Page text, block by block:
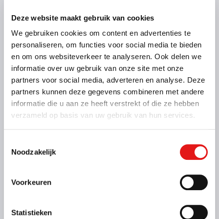
Deze website maakt gebruik van cookies
We gebruiken cookies om content en advertenties te
personaliseren, om functies voor social media te bieden
en om ons websiteverkeer te analyseren. Ook delen we
informatie over uw gebruik van onze site met onze
partners voor social media, adverteren en analyse. Deze
partners kunnen deze gegevens combineren met andere
informatie die u aan ze heeft verstrekt of die ze hebben
verzameld op basis van uw gebruik van hun services.
Noodzakelijk
Voorkeuren
Statistieken
Kenmerken
Binnenmaat: 250 x 130 x 150 cm
Laadvermogen: 500 kg
Max. massa: 750 kg
Meer informatie
dit tarief alleen voor To Go locaties)